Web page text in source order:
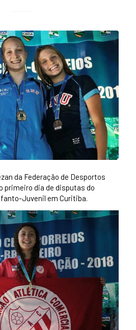
da Federação de Desportos
primeiro dia de disputas do
Juvenil em Curitiba.